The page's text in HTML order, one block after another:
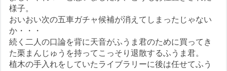
様子。
おいおい次の五車ガチャ候補が消えてしまったじゃない
か・・・
続く二人の口論を背に天音がふうま君のために買ってき
た栗まんじゅうを持ってこっそり退散するふうま君。
植木の手入れをしていたライブラリーに後は任せてふう